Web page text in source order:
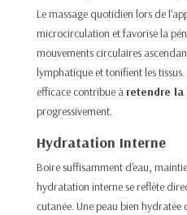
Le massage quotidien lors de
microcirculation et favorise la
mouvements circulaires
lymphatique et tonifient les
efficace contribue à retendre la
progressivement.
Hydratation Interne
Boire suffisamment d'eau,
hydratation interne se reflète
cutanée. Une peau bien